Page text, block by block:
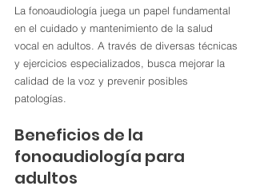
La fonoaudiología juega un papel fundamental
en el cuidado y mantenimiento de la salud
vocal en adultos. A través de diversas técnicas
y ejercicios especializados, busca mejorar la
calidad de la voz y prevenir posibles
patologías.
Beneficios de la
fonoaudiología para
adultos